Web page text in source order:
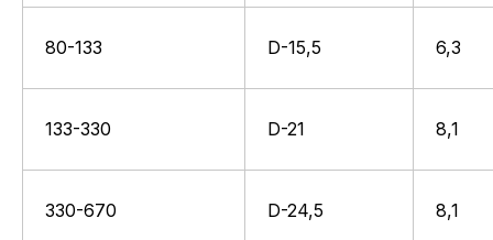
80-133 D-15,5 6,3
133-330 D-21 8,1
330-670 D-24,5 8,1